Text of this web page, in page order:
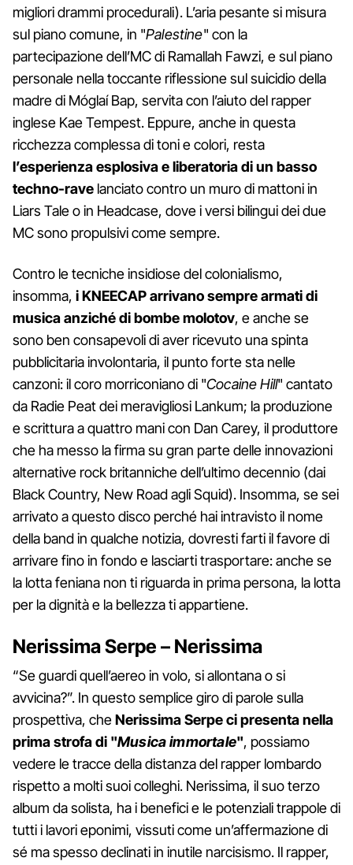
migliori drammi procedurali). L’aria pesante si misura
sul piano comune, in "Palestine" con la
partecipazione dell’MC di Ramallah Fawzi, e sul piano
personale nella toccante riflessione sul suicidio della
madre di Móglaí Bap, servita con l’aiuto del rapper
inglese Kae Tempest. Eppure, anche in questa
ricchezza complessa di toni e colori, resta
l’esperienza esplosiva e liberatoria di un basso
techno-rave lanciato contro un muro di mattoni in
Liars Tale o in Headcase, dove i versi bilingui dei due
MC sono propulsivi come sempre.
Contro le tecniche insidiose del colonialismo,
insomma, i KNEECAP arrivano sempre armati di
musica anziché di bombe molotov, e anche se
sono ben consapevoli di aver ricevuto una spinta
pubblicitaria involontaria, il punto forte sta nelle
canzoni: il coro morriconiano di "Cocaine Hill" cantato
da Radie Peat dei meravigliosi Lankum; la produzione
e scrittura a quattro mani con Dan Carey, il produttore
che ha messo la firma su gran parte delle innovazioni
alternative rock britanniche dell’ultimo decennio (dai
Black Country, New Road agli Squid). Insomma, se sei
arrivato a questo disco perché hai intravisto il nome
della band in qualche notizia, dovresti farti il favore di
arrivare fino in fondo e lasciarti trasportare: anche se
la lotta feniana non ti riguarda in prima persona, la lotta
per la dignità e la bellezza ti appartiene.
Nerissima Serpe – Nerissima
“Se guardi quell’aereo in volo, si allontana o si
avvicina?”. In questo semplice giro di parole sulla
prospettiva, cheNerissima Serpe ci presenta nella
prima strofa di "Musica immortale", possiamo
vedere le tracce della distanza del rapper lombardo
rispetto a molti suoi colleghi. Nerissima, il suo terzo
album da solista, ha i benefici e le potenziali trappole di
tutti i lavori eponimi, vissuti come un’affermazione di
sé ma spesso declinati in inutile narcisismo. Il rapper,